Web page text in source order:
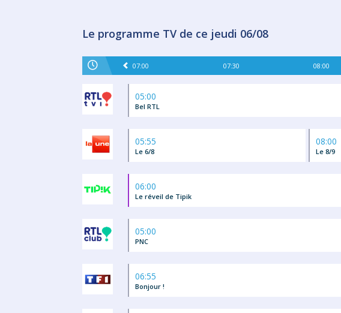
Le programme TV de ce jeudi 06/08
07:00 07:30 08:00
05:00
Bel RTL
05:55
Le 6/8
08:00
Le 8/9
06:00
Le réveil de Tipik
05:00
PNC
06:55
Bonjour !